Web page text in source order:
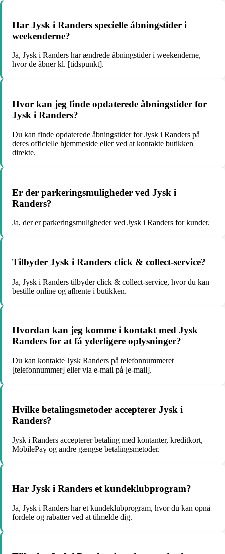
Har Jysk i Randers specielle åbningstider i
weekenderne?
Ja, Jysk i Randers har ændrede åbningstider i weekenderne,
hvor de åbner kl. [tidspunkt].
Hvor kan jeg finde opdaterede åbningstider for
Jysk i Randers?
Du kan finde opdaterede åbningstider for Jysk i Randers på
deres officielle hjemmeside eller ved at kontakte butikken
direkte.
Er der parkeringsmuligheder ved Jysk i
Randers?
Ja, der er parkeringsmuligheder ved Jysk i Randers for kunder.
Tilbyder Jysk i Randers click & collect-service?
Ja, Jysk i Randers tilbyder click & collect-service, hvor du kan
bestille online og afhente i butikken.
Hvordan kan jeg komme i kontakt med Jysk
Randers for at få yderligere oplysninger?
Du kan kontakte Jysk Randers på telefonnummeret
[telefonnummer] eller via e-mail på [e-mail].
Hvilke betalingsmetoder accepterer Jysk i
Randers?
Jysk i Randers accepterer betaling med kontanter, kreditkort,
MobilePay og andre gængse betalingsmetoder.
Har Jysk i Randers et kundeklubprogram?
Ja, Jysk i Randers har et kundeklubprogram, hvor du kan opnå
fordele og rabatter ved at tilmelde dig.